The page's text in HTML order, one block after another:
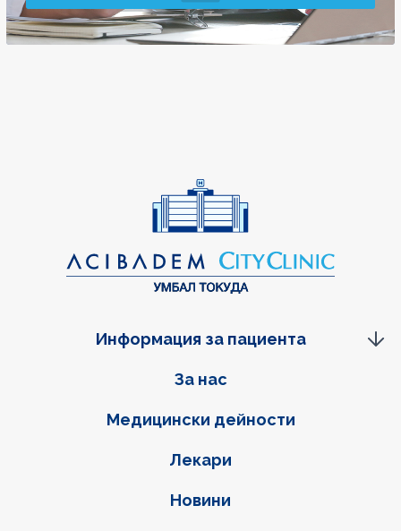
Фуутер навигация
За нас
Медицински дейности
Лекари
Новини
Информация за пациента